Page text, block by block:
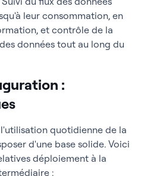
leur consommation, en
et contrôle de la
données tout au long du
:
quotidienne de la
d'une base solide. Voici
déploiement à la
: